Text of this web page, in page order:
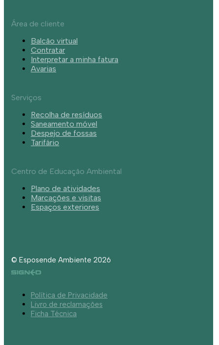
Área de cliente
Balcão virtual
Contratar
Interpretar a minha fatura
Avarias
Serviços
Recolha de resíduos
Saneamento móvel
Despejo de fossas
Tarifário
Centro de Educação Ambiental
Plano de atividades
Marcações e visitas
Espaços exteriores
© Esposende Ambiente 2026
Política de Privacidade
Livro de reclamações
Ficha Técnica